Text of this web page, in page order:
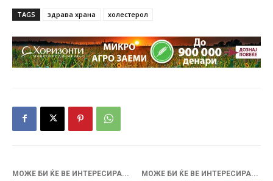
TAGS здрава храна холестерол
МОЖЕ БИ ЌЕ ВЕ ИНТЕРЕСИРА... МОЖЕ БИ ЌЕ ВЕ ИНТЕРЕСИРА...